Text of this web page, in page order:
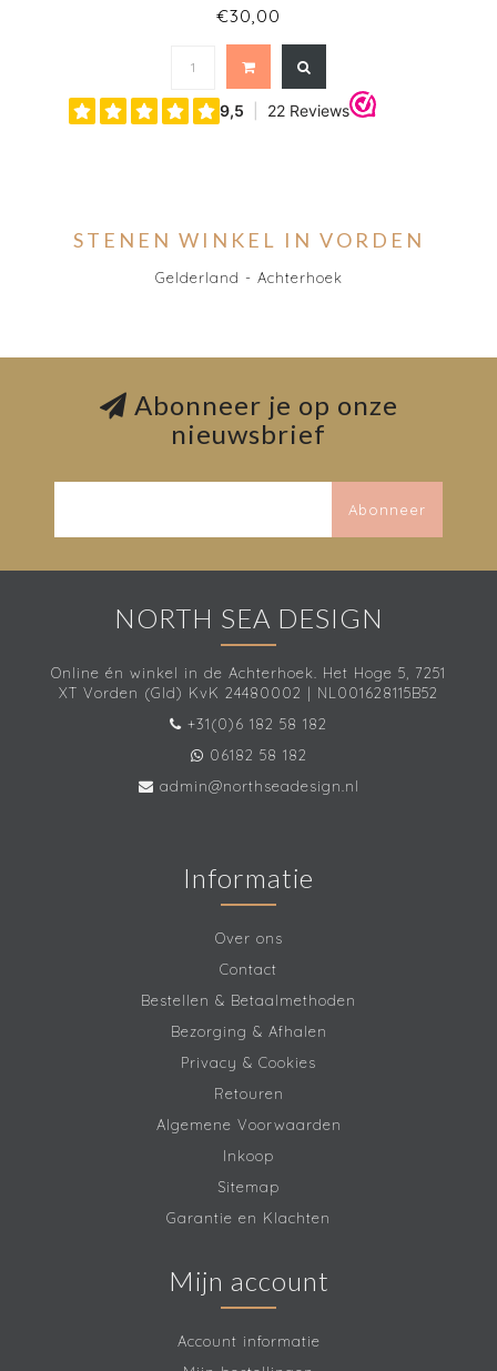
€30,00
STENEN WINKEL IN VORDEN
Gelderland - Achterhoek
Abonneer je op onze
nieuwsbrief
Abonneer
NORTH SEA DESIGN
Online én winkel in de Achterhoek. Het Hoge 5, 7251
XT Vorden (Gld) KvK 24480002 | NL001628115B52
+31(0)6 182 58 182
06182 58 182
admin@northseadesign.nl
Informatie
Over ons
Contact
Bestellen & Betaalmethoden
Bezorging & Afhalen
Privacy & Cookies
Retouren
Algemene Voorwaarden
Inkoop
Sitemap
Garantie en Klachten
Mijn account
Account informatie